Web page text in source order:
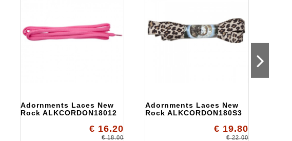
Adornments Laces New
Rock ALKCORDON18012
€ 16.20
€ 18.00
Adornments Laces New
Rock ALKCORDON180S3
€ 19.80
€ 22.00